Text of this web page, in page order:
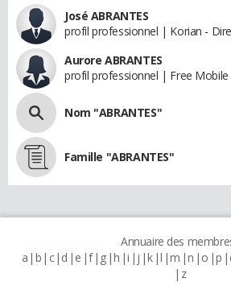
José ABRANTES
profil professionnel | Korian -
Aurore ABRANTES
profil professionnel | Free Mobile
Nom "ABRANTES"
Famille "ABRANTES"
Annuaire des
a b c d e f g h i j k l m n o p
z